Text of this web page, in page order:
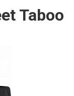
Taboo